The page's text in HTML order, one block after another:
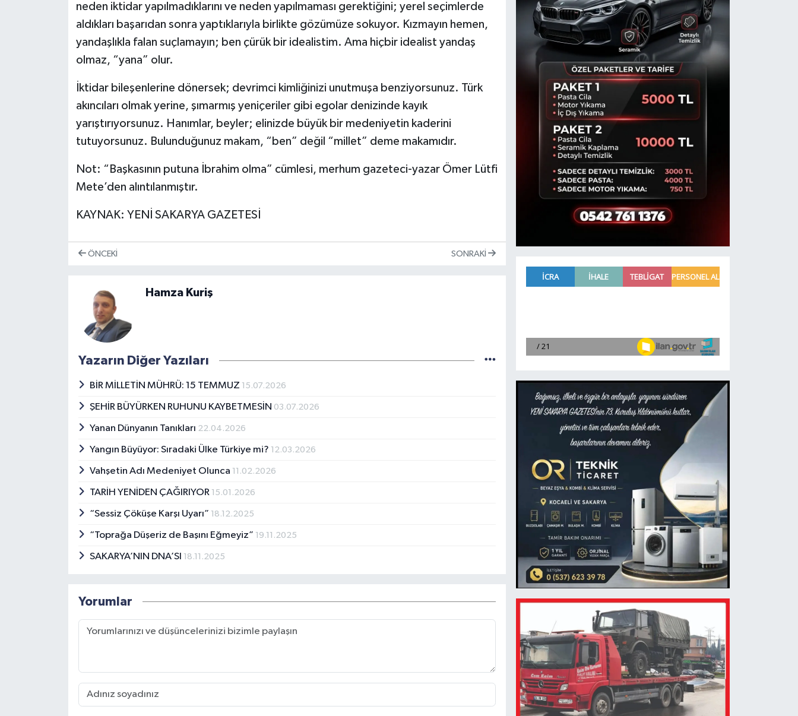
neden iktidar yapılmadıklarını ve neden yapılmaması gerektiğini; yerel seçimlerde
aldıkları başarıdan sonra yaptıklarıyla birlikte gözümüze sokuyor. Kızmayın hemen,
yandaşlıkla falan suçlamayın; ben çürük bir idealistim. Ama hiçbir idealist yandaş
olmaz, “yana” olur.
İktidar bileşenlerine dönersek; devrimci kimliğinizi unutmuşa benziyorsunuz. Türk
akıncıları olmak yerine, şımarmış yeniçeriler gibi egolar denizinde kayık
yarıştırıyorsunuz. Hanımlar, beyler; elinizde büyük bir medeniyetin kaderini
tutuyorsunuz. Bulunduğunuz makam, “ben” değil “millet” deme makamıdır.
Not: “Başkasının putuna İbrahim olma” cümlesi, merhum gazeteci-yazar Ömer Lütfi
Mete’den alıntılanmıştır.
KAYNAK: YENİ SAKARYA GAZETESİ
ÖNCEKI SONRAKI
Hamza Kuriş
Yazarın Diğer Yazıları
BİR MİLLETİN MÜHRÜ: 15 TEMMUZ 15.07.2026
ŞEHİR BÜYÜRKEN RUHUNU KAYBETMESİN 03.07.2026
Yanan Dünyanın Tanıkları 22.04.2026
Yangın Büyüyor: Sıradaki Ülke Türkiye mi? 12.03.2026
Vahşetin Adı Medeniyet Olunca 11.02.2026
TARİH YENİDEN ÇAĞIRIYOR 15.01.2026
“Sessiz Çöküşe Karşı Uyarı” 18.12.2025
“Toprağa Düşeriz de Başını Eğmeyiz” 19.11.2025
SAKARYA’NIN DNA’SI 18.11.2025
Yorumlar